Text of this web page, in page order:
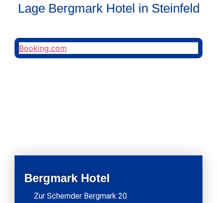
Lage Bergmark Hotel in Steinfeld
Booking.com
Bergmark Hotel
Zur Schemder Bergmark 20